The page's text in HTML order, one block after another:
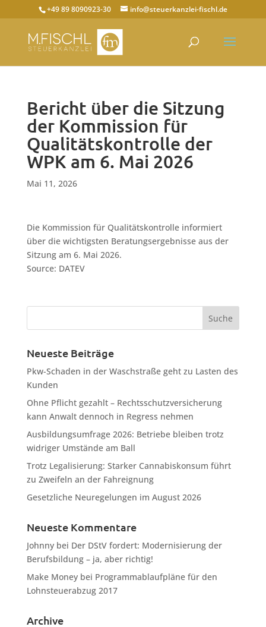
+49 89 8090923-30 info@steuerkanzlei-fischl.de
Bericht über die Sitzung
der Kommission für
Qualitätskontrolle der
WPK am 6. Mai 2026
Mai 11, 2026
Die Kommission für Qualitätskontrolle informiert
über die wichtigsten Beratungsergebnisse aus der
Sitzung am 6. Mai 2026.
Source: DATEV
Neueste Beiträge
Pkw-Schaden in der Waschstraße geht zu Lasten des
Kunden
Ohne Pflicht gezahlt – Rechtsschutzversicherung
kann Anwalt dennoch in Regress nehmen
Ausbildungsumfrage 2026: Betriebe bleiben trotz
widriger Umstände am Ball
Trotz Legalisierung: Starker Cannabiskonsum führt
zu Zweifeln an der Fahreignung
Gesetzliche Neuregelungen im August 2026
Neueste Kommentare
Johnnybei Der DStV fordert: Modernisierung der
Berufsbildung – ja, aber richtig!
Make Moneybei Programmablaufpläne für den
Lohnsteuerabzug 2017
Archive